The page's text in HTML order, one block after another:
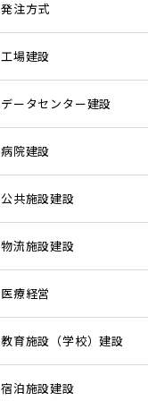
発注方式
工場建設
データセンター建設
病院建設
公共施設建設
物流施設建設
医療経営
教育施設（学校）建設
宿泊施設建設